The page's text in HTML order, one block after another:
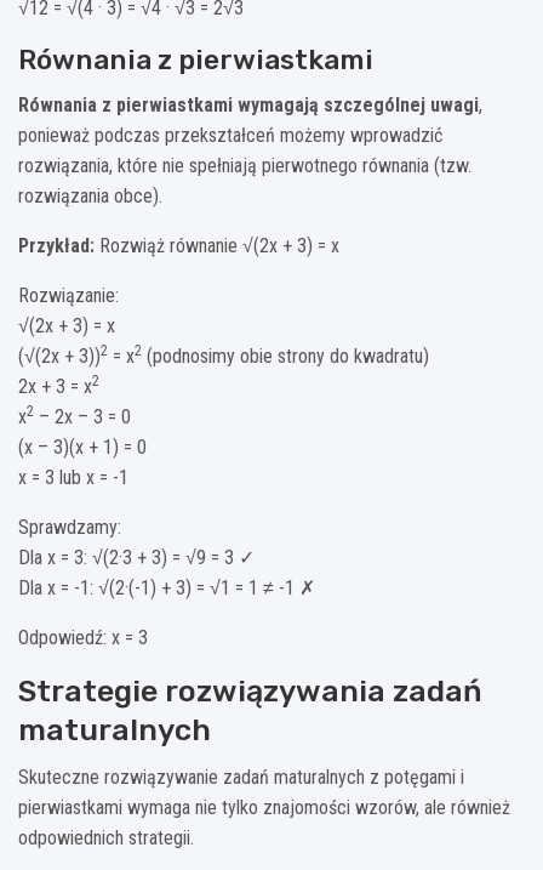
√12 = √(4 · 3) = √4 · √3 = 2√3
Równania z pierwiastkami
Równania z pierwiastkami wymagają szczególnej uwagi,
ponieważ podczas przekształceń możemy wprowadzić
rozwiązania, które nie spełniają pierwotnego równania (tzw.
rozwiązania obce).
Przykład: Rozwiąż równanie √(2x + 3) = x
Rozwiązanie:
√(2x + 3) = x
(√(2x + 3))2 = x2 (podnosimy obie strony do kwadratu)
2x + 3 = x2
x2 – 2x – 3 = 0
(x – 3)(x + 1) = 0
x = 3 lub x = -1
Sprawdzamy:
Dla x = 3: √(2·3 + 3) = √9 = 3 ✓
Dla x = -1: √(2·(-1) + 3) = √1 = 1 ≠ -1 ✗
Odpowiedź: x = 3
Strategie rozwiązywania zadań
maturalnych
Skuteczne rozwiązywanie zadań maturalnych z potęgami i
pierwiastkami wymaga nie tylko znajomości wzorów, ale również
odpowiednich strategii.